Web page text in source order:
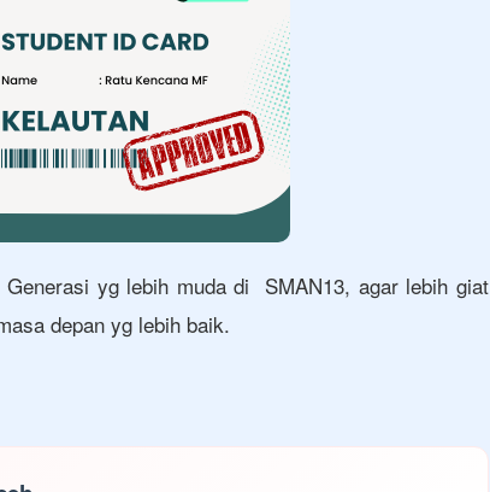
yg lebih muda di SMAN13, agar lebih giat
depan yg lebih baik.